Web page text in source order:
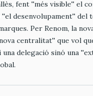
fent ''més visible'' el
desenvolupament'' del
Per Renom, la
centralitat'' que vol
una delegació sinó una